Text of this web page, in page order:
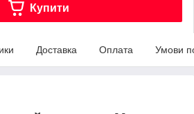
Купити
Доставка Оплата Умови